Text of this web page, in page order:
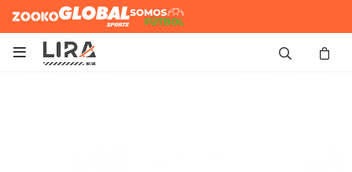
Zooko Global Sports
Somos
Futbol
